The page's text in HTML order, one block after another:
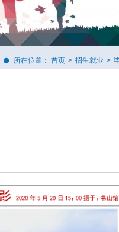
所在位置： 首页 > 招生就业 >